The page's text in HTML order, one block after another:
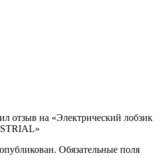
отзыв на «Электрический лобзик
Обязательные поля